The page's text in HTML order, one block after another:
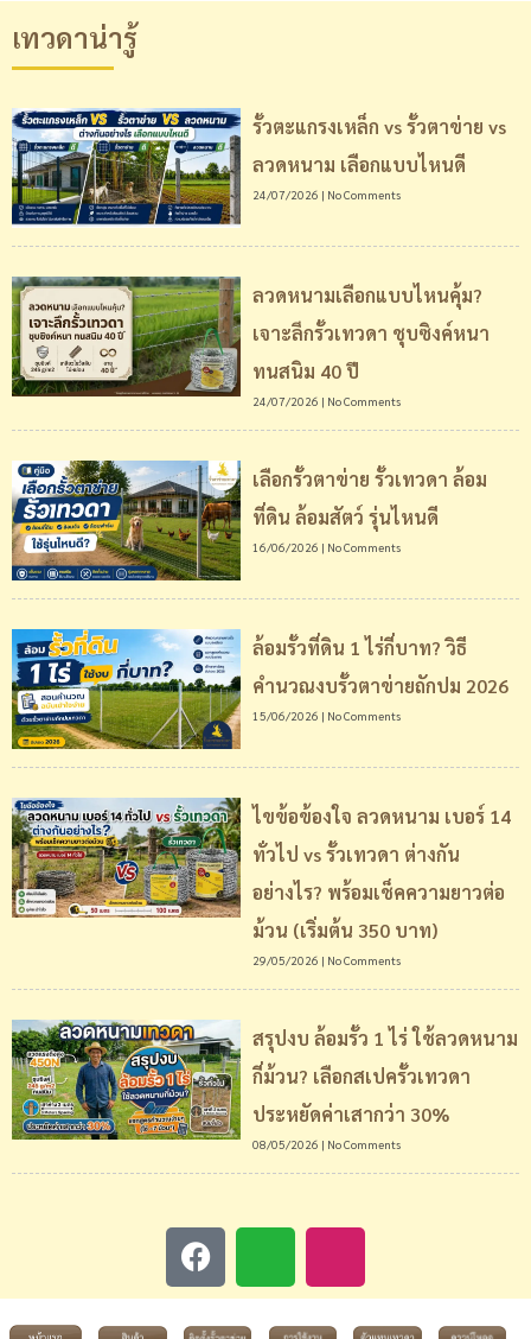
เทวดาน่ารู้
รั้วตะแกรงเหล็ก vs รั้วตาข่าย vs
ลวดหนาม เลือกแบบไหนดี
24/07/2026 No Comments
ลวดหนามเลือกแบบไหนคุ้ม?
เจาะลึกรั้วเทวดา ชุบซิงค์หนา
ทนสนิม 40 ปี
24/07/2026 No Comments
เลือกรั้วตาข่าย รั้วเทวดา ล้อม
ที่ดิน ล้อมสัตว์ รุ่นไหนดี
16/06/2026 No Comments
ล้อมรั้วที่ดิน 1 ไร่กี่บาท? วิธี
คำนวณงบรั้วตาข่ายถักปม 2026
15/06/2026 No Comments
ไขข้อข้องใจ ลวดหนาม เบอร์ 14
ทั่วไป vs รั้วเทวดา ต่างกัน
อย่างไร? พร้อมเช็คความยาวต่อ
ม้วน (เริ่มต้น 350 บาท)
29/05/2026 No Comments
สรุปงบ ล้อมรั้ว 1 ไร่ ใช้ลวดหนาม
กี่ม้วน? เลือกสเปครั้วเทวดา
ประหยัดค่าเสากว่า 30%
08/05/2026 No Comments